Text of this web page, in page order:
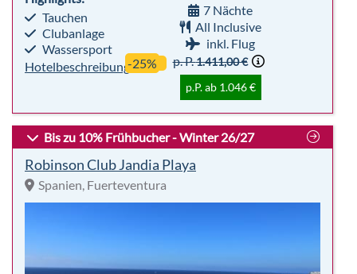
Bis zu 10% Frühbucher - Winter 26/27
Robinson Club Jandia Playa
Spanien, Fuerteventura